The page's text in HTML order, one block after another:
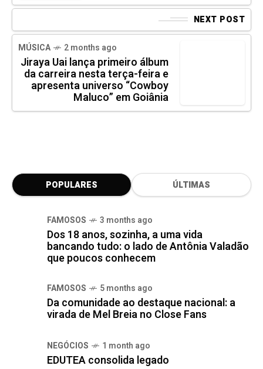
NEXT POST
MÚSICA 2 months ago
Jiraya Uai lança primeiro álbum
da carreira nesta terça-feira e
apresenta universo “Cowboy
Maluco” em Goiânia
POPULARES ÚLTIMAS
FAMOSOS 3 months ago
Dos 18 anos, sozinha, a uma vida
bancando tudo: o lado de Antônia Valadão
que poucos conhecem
FAMOSOS 5 months ago
Da comunidade ao destaque nacional: a
virada de Mel Breia no Close Fans
NEGÓCIOS 1 month ago
EDUTEA consolida legado